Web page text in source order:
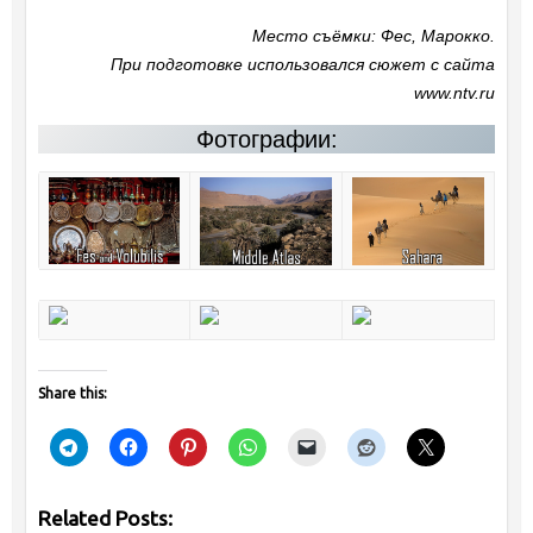
Место съёмки: Фес, Марокко.
При подготовке использовался сюжет с сайта
www.ntv.ru
Фотографии:
Share this:
Related Posts: